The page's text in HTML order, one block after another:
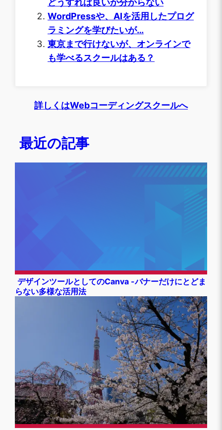
どうすれば良いか分からない
WordPressや、AIを活用したプログ
ラミングを学びたいが…
東京まで行けないが、オンラインで
も学べるスクールはある？
詳しくはWebコーディングスクールへ
最近の記事
デザインツールとしてのCanva -バナーだけにとどま
らない多様な活用法